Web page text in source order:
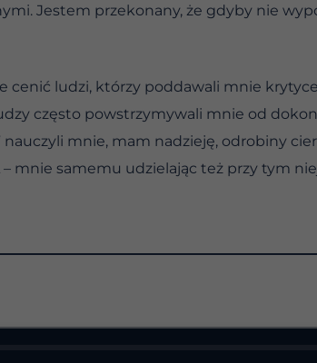
Jestem przekonany, że gdyby nie
cenić ludzi, którzy poddawali mnie
często powstrzymywali mnie od
mnie, mam nadzieję, odrobiny
mnie samemu udzielając też przy tym